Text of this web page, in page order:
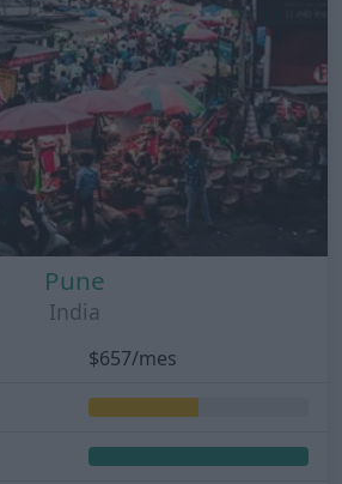
Pune
India
$657/mes